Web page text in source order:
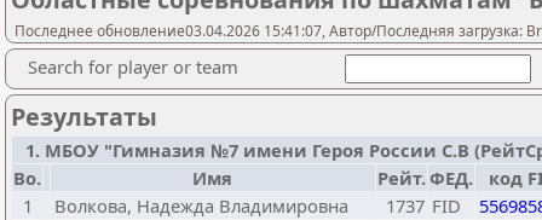
Последнее обновление03.04.2026 15:41:07, Автор/Последняя загрузка:
Search for player or team
Результаты
1. МБОУ "Гимназия №7 имени Героя России С.В
Bo.
Имя Рейт.ФЕД.
код
1
Волкова, Надежда Владимировна 1737 FID